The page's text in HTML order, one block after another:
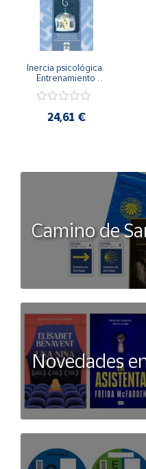
Inercia psicológica.
Entrenamiento
Igualdad de Género.
24,61 €
Camino de
Novedades